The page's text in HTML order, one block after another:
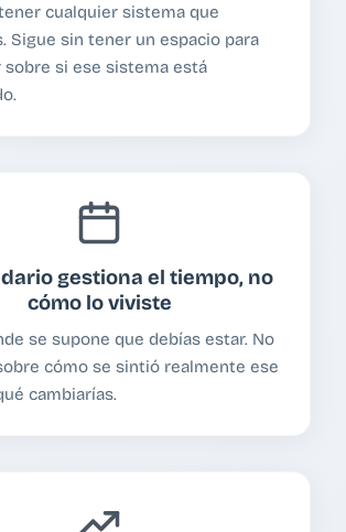
cualquier sistema que
Sigue sin tener un espacio para
si ese sistema está
gestiona el tiempo, no
cómo lo viviste
se supone que debías estar. No
cómo se sintió realmente ese
cambiarías.